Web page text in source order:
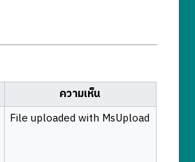
ความเห็น
File uploaded with MsUpload